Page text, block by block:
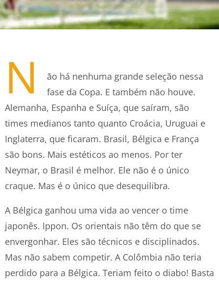
N
ão há nenhuma grande seleção nessa
fase da Copa. E também não houve.
Alemanha, Espanha e Suíça, que saíram, são
times medianos tanto quanto Croácia, Uruguai e
Inglaterra, que ficaram. Brasil, Bélgica e França
são bons. Mais estéticos ao menos. Por ter
Neymar, o Brasil é melhor. Ele não é o único
craque. Mas é o único que desequilibra.
A Bélgica ganhou uma vida ao vencer o time
japonês. Ippon. Os orientais não têm do que se
envergonhar. Eles são técnicos e disciplinados.
Mas não sabem competir. A Colômbia não teria
perdido para a Bélgica. Teriam feito o diabo! Basta